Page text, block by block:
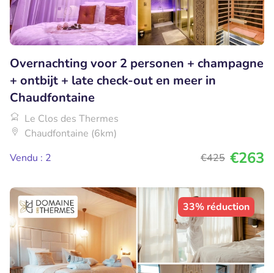
Overnachting voor 2 personen + champagne
+ ontbijt + late check-out en meer in
Chaudfontaine
Le Clos des Thermes
Chaudfontaine (6km)
Vendu : 2
€425 €263
33% réduction